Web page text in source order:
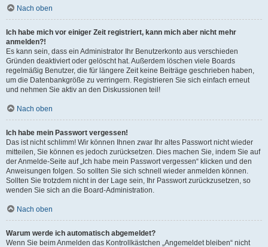
Nach oben
Ich habe mich vor einiger Zeit registriert, kann mich aber nicht mehr
anmelden?!
Es kann sein, dass ein Administrator Ihr Benutzerkonto aus verschieden
Gründen deaktiviert oder gelöscht hat. Außerdem löschen viele Boards
regelmäßig Benutzer, die für längere Zeit keine Beiträge geschrieben haben,
um die Datenbankgröße zu verringern. Registrieren Sie sich einfach erneut
und nehmen Sie aktiv an den Diskussionen teil!
Nach oben
Ich habe mein Passwort vergessen!
Das ist nicht schlimm! Wir können Ihnen zwar Ihr altes Passwort nicht wieder
mitteilen, Sie können es jedoch zurücksetzen. Dies machen Sie, indem Sie auf
der Anmelde-Seite auf „Ich habe mein Passwort vergessen“ klicken und den
Anweisungen folgen. So sollten Sie sich schnell wieder anmelden können.
Sollten Sie trotzdem nicht in der Lage sein, Ihr Passwort zurückzusetzen, so
wenden Sie sich an die Board-Administration.
Nach oben
Warum werde ich automatisch abgemeldet?
Wenn Sie beim Anmelden das Kontrollkästchen „Angemeldet bleiben“ nicht